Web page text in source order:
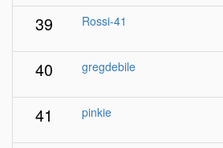
39 Rossi-41
40 gregdebile
41 pinkie